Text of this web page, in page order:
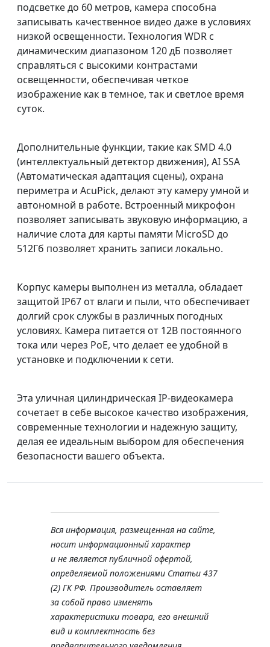
подсветке до 60 метров, камера способна
записывать качественное видео даже в условиях
низкой освещенности. Технология WDR с
динамическим диапазоном 120 дБ позволяет
справляться с высокими контрастами
освещенности, обеспечивая четкое
изображение как в темное, так и светлое время
суток.
Дополнительные функции, такие как SMD 4.0
(интеллектуальный детектор движения), AI SSA
(Автоматическая адаптация сцены), охрана
периметра и AcuPick, делают эту камеру умной и
автономной в работе. Встроенный микрофон
позволяет записывать звуковую информацию, а
наличие слота для карты памяти MicroSD до
512Гб позволяет хранить записи локально.
Корпус камеры выполнен из металла, обладает
защитой IP67 от влаги и пыли, что обеспечивает
долгий срок службы в различных погодных
условиях. Камера питается от 12В постоянного
тока или через PoE, что делает ее удобной в
установке и подключении к сети.
Эта уличная цилиндрическая IP-видеокамера
сочетает в себе высокое качество изображения,
современные технологии и надежную защиту,
делая ее идеальным выбором для обеспечения
безопасности вашего объекта.
Вся информация, размещенная на сайте,
носит информационный характер
и не является публичной офертой,
определяемой положениями Статьи 437
(2) ГК РФ. Производитель оставляет
за собой право изменять
характеристики товара, его внешний
вид и комплектность без